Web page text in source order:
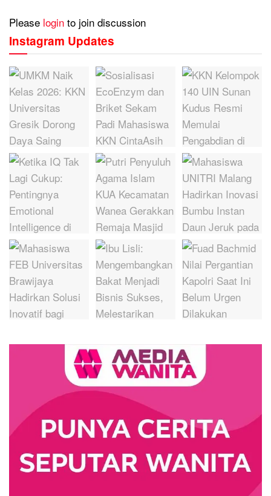
Please login to join discussion
Instagram Updates